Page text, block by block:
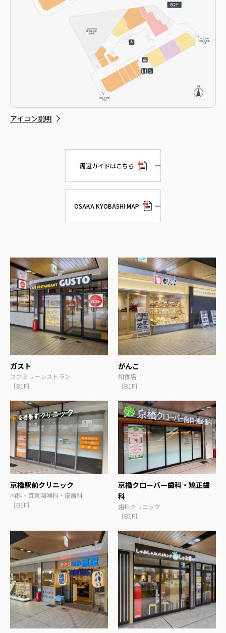
アイコン説明
周辺ガイドはこちら
OSAKA KYOBASHI MAP
ガスト
ファミリーレストラン
［B1F］
がんこ
和食店
［B1F］
京橋駅前クリニック
内科・耳鼻咽喉科・皮膚科
［B1F］
京橋クローバー歯科・矯正歯
科
歯科クリニック
［B1F］